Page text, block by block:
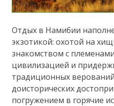
Отдых в Намибии
экзотикой: охотой на
знакомством с
цивилизацией и
традиционных
доисторических
погружением в горячие